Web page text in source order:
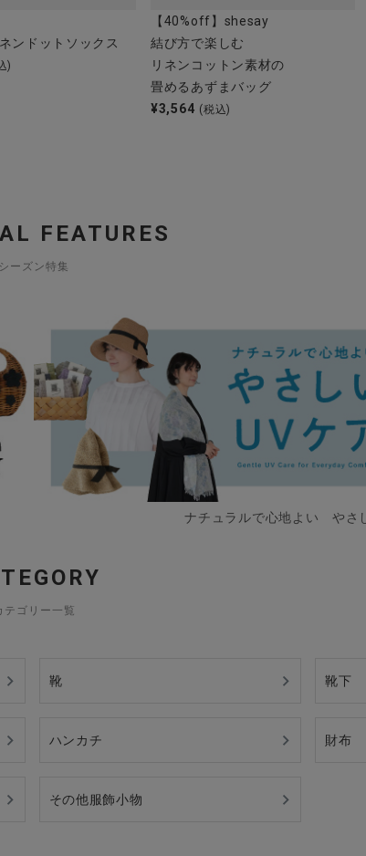
ンドットソックス
)
【40%off】shesay
結び方で楽しむ
リネンコットン素材の
畳めるあずまバッグ
¥3,564 (税込)
FEATURES
シーズン特集
ナチュラルで心地よい やさ
テゴリー一覧
靴 靴下
ハンカチ 財布
その他服飾小物